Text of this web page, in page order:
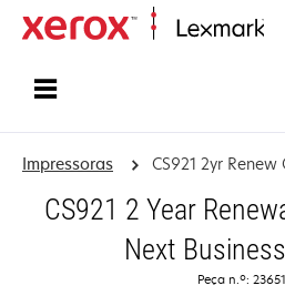
Impressoras CS921 2yr Renew
CS921 2 Year
Next
Peça n.º: